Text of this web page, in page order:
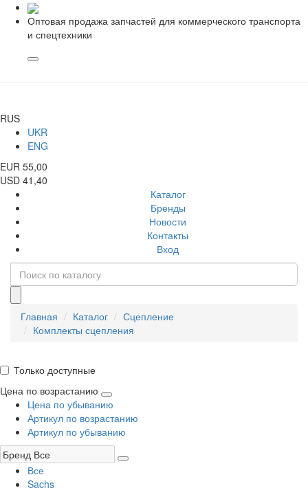
Оптовая продажа запчастей для коммерческого транспорта
и спецтехники
RUS
UKR
ENG
EUR 55,00
USD 41,40
Каталог
Бренды
Новости
Контакты
Вход
Главная Каталог
Сцепление
Комплекты сцепления
Только доступные
Цена по возрастанию
Цена по убыванию
Артикул по возрастанию
Артикул по убыванию
Все
Sachs